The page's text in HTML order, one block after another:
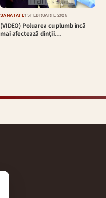
SĂNĂTATE15 FEBRUARIE 2026
(VIDEO) Poluarea cu plumb încă
mai afectează dinții…